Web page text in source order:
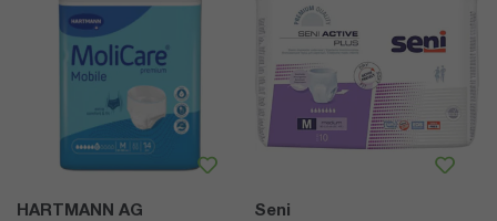
HARTMANN AG Seni